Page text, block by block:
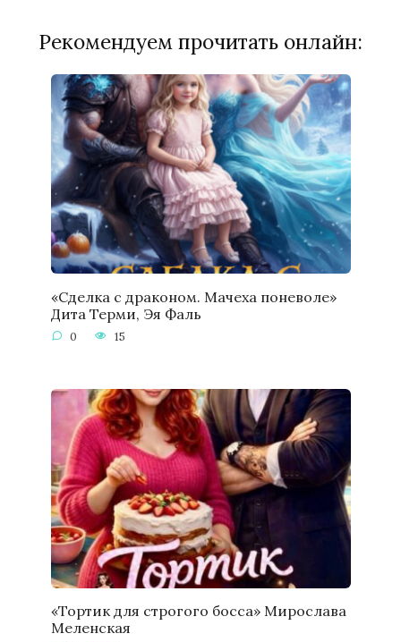
Рекомендуем прочитать онлайн:
«Сделка с драконом. Мачеха поневоле»
Дита Терми, Эя Фаль
0 15
«Тортик для строгого босса» Мирослава
Меленская